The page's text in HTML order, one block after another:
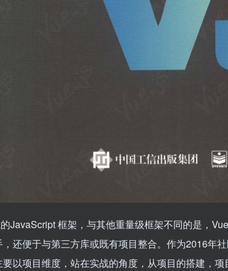
JavaScript 框架，与其他重量级框架不同的是，
还便于与第三方库或既有项目整合。作为2016年
以项目维度，站在实战的角度，从项目的搭建，